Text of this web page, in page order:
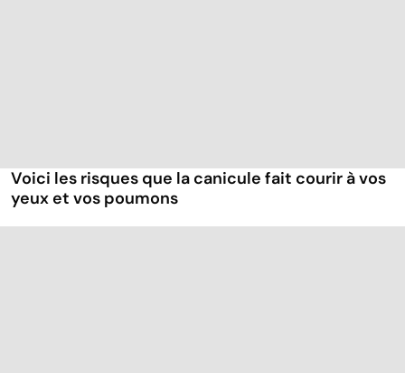
Voici les risques que la canicule fait courir à vos
yeux et vos poumons